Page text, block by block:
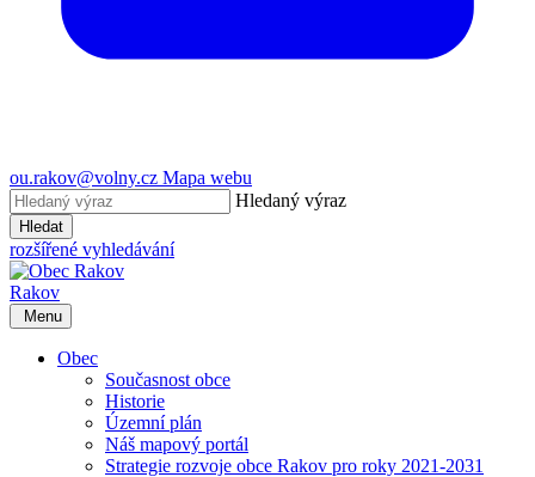
ou.rakov@volny.cz Mapa webu
Hledaný výraz
Hledat
rozšířené vyhledávání
Rakov
Menu
Obec
Současnost obce
Historie
Územní plán
Náš mapový portál
Strategie rozvoje obce Rakov pro roky 2021-2031